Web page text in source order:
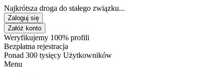
Najkrótsza droga do stałego związku...
Zaloguj się
Załóż konto
Weryfikujemy 100% profili
Bezpłatna rejestracja
Ponad 300 tysięcy Użytkowników
Menu